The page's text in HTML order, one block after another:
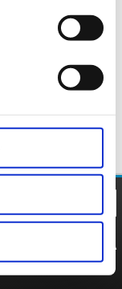
POLITYKA